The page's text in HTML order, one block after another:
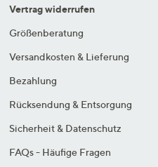
Vertrag widerrufen
Größenberatung
Versandkosten & Lieferung
Bezahlung
Rücksendung & Entsorgung
Sicherheit & Datenschutz
FAQs - Häufige Fragen